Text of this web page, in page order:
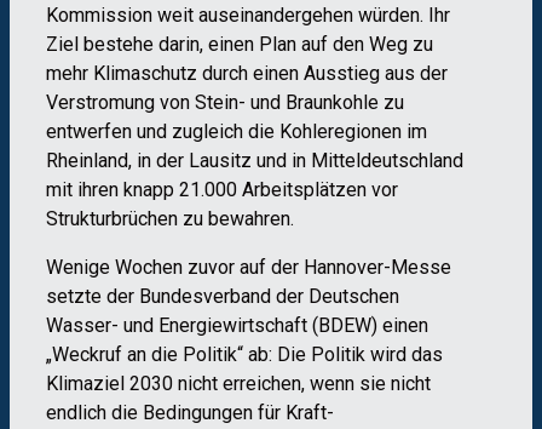
Kommission weit auseinandergehen würden. Ihr
Ziel bestehe darin, einen Plan auf den Weg zu
mehr Klimaschutz durch einen Ausstieg aus der
Verstromung von Stein- und Braunkohle zu
entwerfen und zugleich die Kohleregionen im
Rheinland, in der Lausitz und in Mitteldeutschland
mit ihren knapp 21.000 Arbeitsplätzen vor
Strukturbrüchen zu bewahren.
Wenige Wochen zuvor auf der Hannover-Messe
setzte der Bundesverband der Deutschen
Wasser- und Energiewirtschaft (BDEW) einen
„Weckruf an die Politik“ ab: Die Politik wird das
Klimaziel 2030 nicht erreichen, wenn sie nicht
endlich die Bedingungen für Kraft-